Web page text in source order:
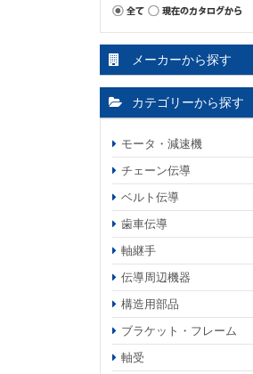
メーカーから探す
カテゴリーから探す
モータ・減速機
チェーン伝導
ベルト伝導
歯車伝導
軸継手
伝導周辺機器
構造用部品
ブラケット・フレーム
軸受